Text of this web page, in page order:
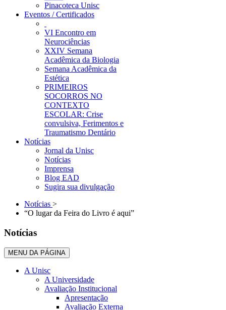
Pinacoteca Unisc
Eventos / Certificados
VI Encontro em
Neurociências
XXIV Semana
Acadêmica da Biologia
Semana Acadêmica da
Estética
PRIMEIROS
SOCORROS NO
CONTEXTO
ESCOLAR: Crise
convulsiva, Ferimentos e
Traumatismo Dentário
Notícias
Jornal da Unisc
Notícias
Imprensa
Blog EAD
Sugira sua divulgação
Notícias >
“O lugar da Feira do Livro é aqui”
Notícias
MENU DA PÁGINA
A Unisc
A Universidade
Avaliação Institucional
Apresentação
Avaliação Externa